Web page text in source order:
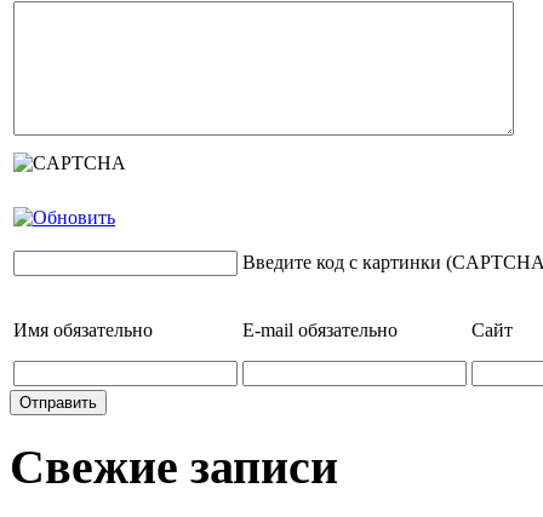
Введите код с картинки
Имя обязательно E-mail обязательно Сайт
Свежие записи